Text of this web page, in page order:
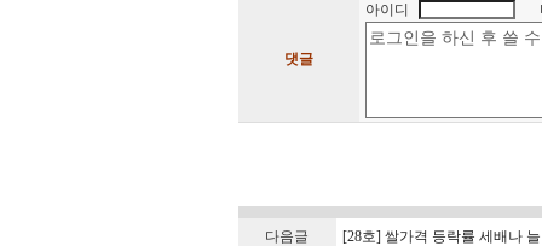
댓글
아이디
다음글 [28호] 쌀가격 등락률 세배나